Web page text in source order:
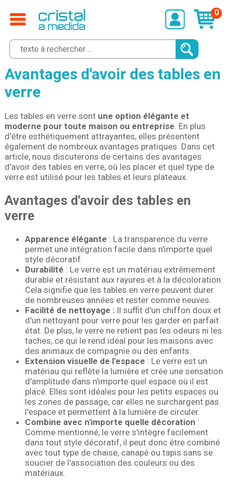
0
Avantages d'avoir des tables en
verre
Les tables en verre sont une option élégante et
moderne pour toute maison ou entreprise. En plus
d'être esthétiquement attrayantes, elles présentent
également de nombreux avantages pratiques. Dans cet
article, nous discuterons de certains des avantages
d'avoir des tables en verre, où les placer et quel type de
verre est utilisé pour les tables et leurs plateaux.
Avantages d'avoir des tables en
verre
Apparence élégante : La transparence du verre
permet une intégration facile dans n'importe quel
style décoratif.
Durabilité : Le verre est un matériau extrêmement
durable et résistant aux rayures et à la décoloration.
Cela signifie que les tables en verre peuvent durer
de nombreuses années et rester comme neuves.
Facilité de nettoyage :Il suffit d'un chiffon doux et
d'un nettoyant pour verre pour les garder en parfait
état. De plus, le verre ne retient pas les odeurs ni les
taches, ce qui le rend idéal pour les maisons avec
des animaux de compagnie ou des enfants.
Extension visuelle de l'espace : Le verre est un
matériau qui reflète la lumière et crée une sensation
d'amplitude dans n'importe quel espace où il est
placé. Elles sont idéales pour les petits espaces ou
les zones de passage, car elles ne surchargent pas
l'espace et permettent à la lumière de circuler.
Combine avec n'importe quelle décoration :
Comme mentionné, le verre s'intègre facilement
dans tout style décoratif, il peut donc être combiné
avec tout type de chaise, canapé ou tapis sans se
soucier de l'association des couleurs ou des
matériaux.